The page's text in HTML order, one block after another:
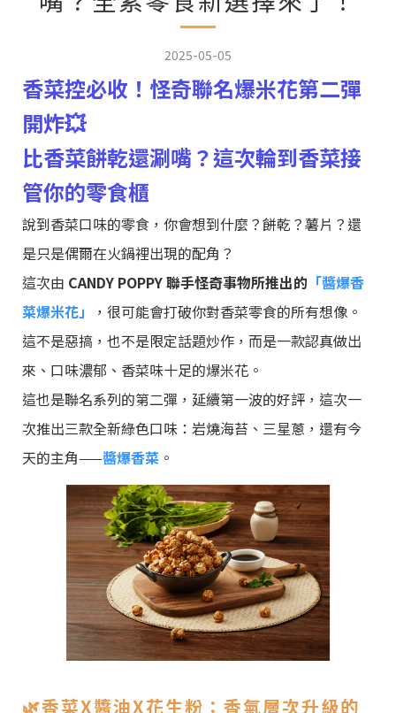
2025-05-05
香菜控必收！怪奇聯名爆米花第二彈
開炸💥
比香菜餅乾還涮嘴？這次輪到香菜接
管你的零食櫃
說到香菜口味的零食，你會想到什麼？餅乾？薯片？還
是只是偶爾在火鍋裡出現的配角？
這次由 CANDY POPPY聯手怪奇事物所推出的 「醬爆香
菜爆米花」
，很可能會打破你對香菜零食的所有想像。
這不是惡搞，也不是限定話題炒作，而是一款認真做出
來、口味濃郁、香菜味十足的爆米花。
這也是聯名系列的第二彈，延續第一波的好評，這次一
次推出三款全新綠色口味：岩燒海苔、三星蔥，還有今
天的主角——醬爆香菜 。
🌿香菜X醬油X花生粉：香氣層次升級的